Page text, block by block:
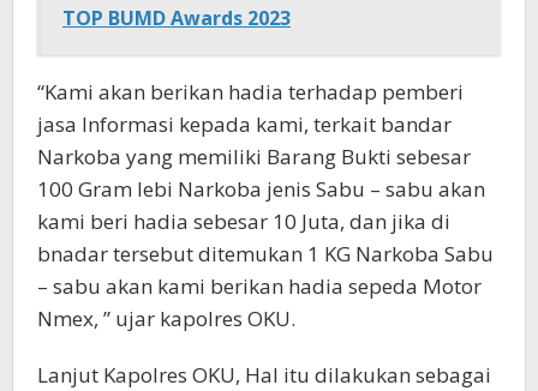
TOP BUMD Awards 2023
“Kami akan berikan hadia terhadap pemberi
jasa Informasi kepada kami, terkait bandar
Narkoba yang memiliki Barang Bukti sebesar
100 Gram lebi Narkoba jenis Sabu – sabu akan
kami beri hadia sebesar 10 Juta, dan jika di
bnadar tersebut ditemukan 1 KG Narkoba Sabu
– sabu akan kami berikan hadia sepeda Motor
Nmex, ” ujar kapolres OKU.
Lanjut Kapolres OKU, Hal itu dilakukan sebagai